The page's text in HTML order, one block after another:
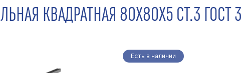
КВАДРАТНАЯ 80Х80Х5 СТ.3
Есть в наличии